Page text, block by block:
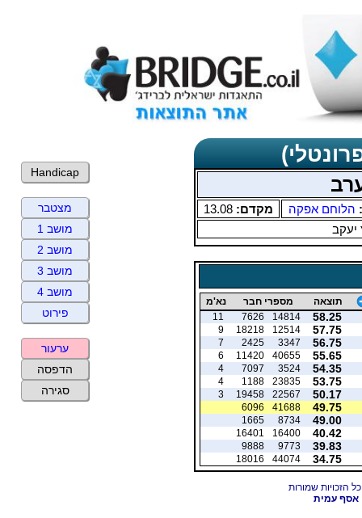
הלוחם אפקה מקדם: 13.08
יעקב
תוצאה מספרי חבר נא'מ
58.25
14814
7626
11
57.75
12514
18218
9
56.75
3347
2425
7
55.65
40655
11420
6
54.35
3524
7097
4
53.75
23835
1188
4
50.17
22567
19458
3
49.75
41688
6096
49.00
8734
1665
40.42
16400
16401
39.83
9773
9888
34.75
44074
18016
אסף עמית
Handicap
מצטבר
מושב 1
מושב 2
מושב 3
מושב 4
פירוט
ערעור
הדפסה
סגירה